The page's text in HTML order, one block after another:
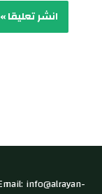
info@alrayan-